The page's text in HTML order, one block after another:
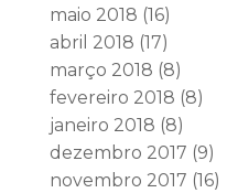
maio 2018 (16)
abril 2018 (17)
março 2018 (8)
fevereiro 2018 (8)
janeiro 2018 (8)
dezembro 2017 (9)
novembro 2017 (16)